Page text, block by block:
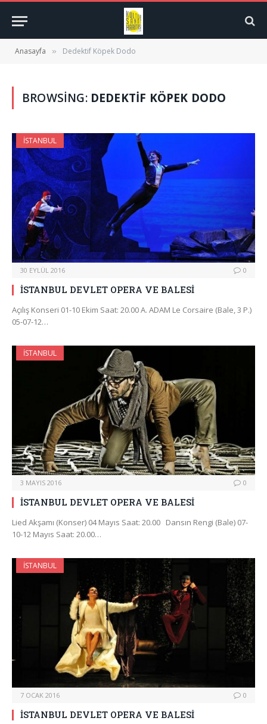
Anasayfa » Dedektif Köpek Dodo
BROWSING: DEDEKTIF KÖPEK DODO
İSTANBUL
30 EYLÜL 2016 0
İSTANBUL DEVLET OPERA VE BALESİ
Açılış Konseri 01-10 Ekim Saat: 20.00 A. ADAM Le Corsaire (Bale, 3 P.)
05-07-12…
İSTANBUL
3 MAYIS 2016 0
İSTANBUL DEVLET OPERA VE BALESİ
Lied Akşamı (Konser) 04 Mayıs Saat: 20.00 Dansın Rengi (Bale) 07-
10-12 Mayıs Saat: 20.00…
İSTANBUL
7 OCAK 2016 0
İSTANBUL DEVLET OPERA VE BALESİ